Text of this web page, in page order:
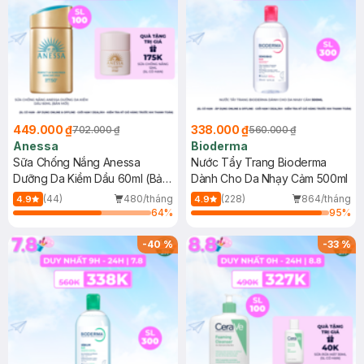
449.000 ₫702.000 ₫
Anessa
Sữa Chống Nắng Anessa
Dưỡng Da Kiềm Dầu 60ml (Bản
Mới)
4.9 (44)
480/tháng
64%
338.000 ₫560.000 ₫
Bioderma
Nước Tẩy Trang Bioderma
Dành Cho Da Nhạy Cảm 500ml
4.9 (228)
864/tháng
95%
-40% -33%